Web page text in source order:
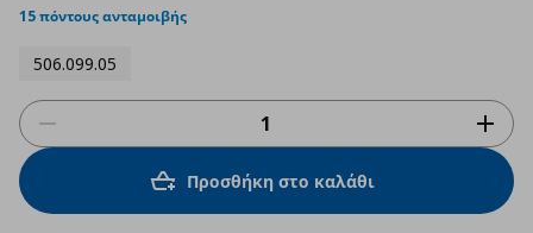
rating
15 πόντους ανταμοιβής
506.099.05
Προσθήκη στο καλάθι